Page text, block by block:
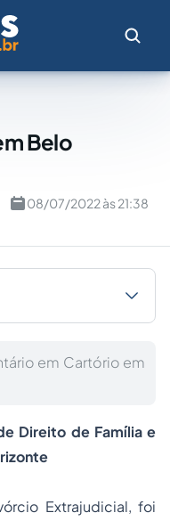
Belo
08/07/2022 às 21:38
em Cartório em
Direito de Família e
Extrajudicial, foi